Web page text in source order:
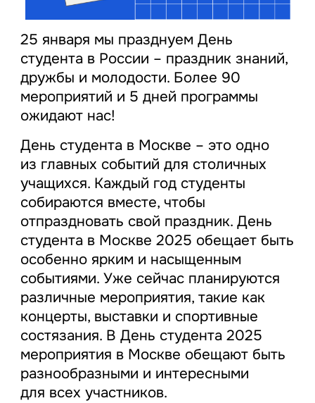
25 января мы празднуем День
студента в России – праздник знаний,
дружбы и молодости. Более 90
мероприятий и 5 дней программы
ожидают нас!
День студента в Москве – это одно
из главных событий для столичных
учащихся. Каждый год студенты
собираются вместе, чтобы
отпраздновать свой праздник. День
студента в Москве 2025 обещает быть
особенно ярким и насыщенным
событиями. Уже сейчас планируются
различные мероприятия, такие как
концерты, выставки и спортивные
состязания. В День студента 2025
мероприятия в Москве обещают быть
разнообразными и интересными
для всех участников.